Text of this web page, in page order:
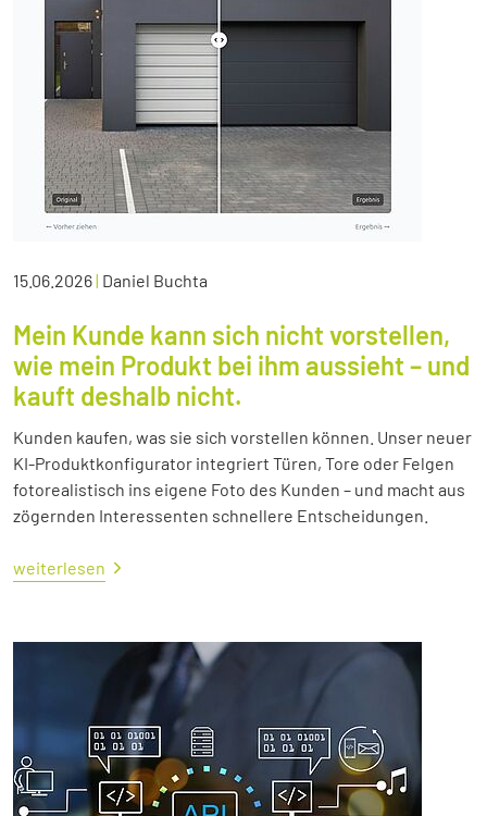
15.06.2026| Daniel Buchta
Mein Kunde kann sich nicht vorstellen,
wie mein Produkt bei ihm aussieht – und
kauft deshalb nicht.
Kunden kaufen, was sie sich vorstellen können. Unser neuer
KI-Produktkonfigurator integriert Türen, Tore oder Felgen
fotorealistisch ins eigene Foto des Kunden – und macht aus
zögernden Interessenten schnellere Entscheidungen.
weiterlesen